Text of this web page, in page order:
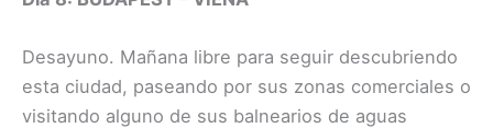
Desayuno. Mañana libre para seguir descubriendo
esta ciudad, paseando por sus zonas comerciales o
visitando alguno de sus balnearios de aguas